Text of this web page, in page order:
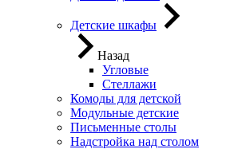
Детские шкафы
Назад
Угловые
Стеллажи
Комоды для детской
Модульные детские
Письменные столы
Надстройка над столом